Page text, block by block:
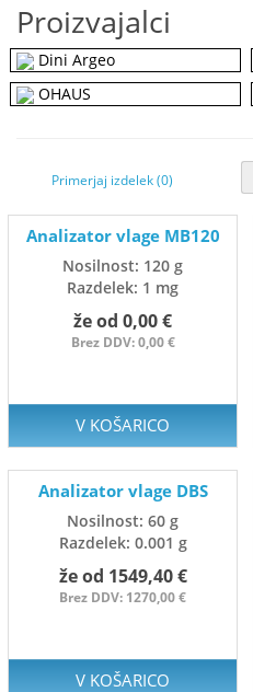
Proizvajalci
Dini Argeo
OHAUS
Primerjaj izdelek (0)
Analizator vlage MB120
Nosilnost: 120 g
Razdelek: 1 mg
že od 0,00 €
Brez DDV: 0,00 €
V KOŠARICO
Analizator vlage DBS
Nosilnost: 60 g
Razdelek: 0.001 g
že od 1549,40 €
Brez DDV: 1270,00 €
V KOŠARICO